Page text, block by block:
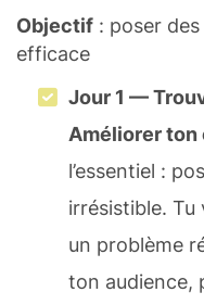
Objectif : poser
efficace
Jour 1 —
Améliorer ton
l’essentiel :
irrésistible.
un problème
ton audience,